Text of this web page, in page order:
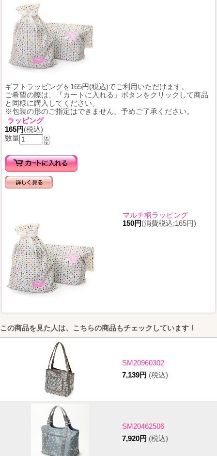
ギフトラッピングを165円(税込)でご利用いただけます。
ご希望の際は、『カートに入れる』ボタンをクリックして商品
と同様に購入してください。
※包装の形のご指定はできません。予めご了承ください。
ラッピング
165円(税込)
数量
マルチ柄ラッピング
150円(消費税込:165円)
この商品を見た人は、こちらの商品もチェックしています！
SM20960302
7,139円 (税込)
SM20462506
7,920円 (税込)